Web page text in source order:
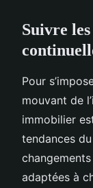
Suivre
Pour
mouvant de
immobilier
tendances
adaptées à